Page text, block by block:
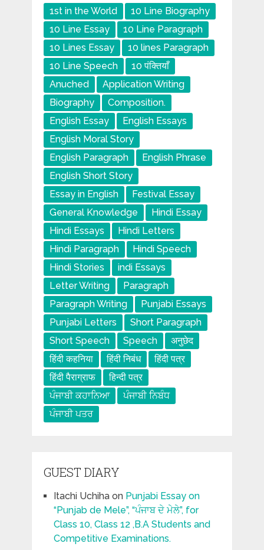
1st in the World
10 Line Biography
10 Line Essay
10 Line Paragraph
10 Lines Essay
10 lines Paragraph
10 Line Speech
10 पंक्तियाँ
Anuched
Application Writing
Biography
Composition.
English Essay
English Essays
English Moral Story
English Paragraph
English Phrase
English Short Story
Essay in English
Festival Essay
General Knowledge
Hindi Essay
Hindi Essays
Hindi Letters
Hindi Paragraph
Hindi Speech
Hindi Stories
indi Essays
Letter Writing
Paragraph
Paragraph Writing
Punjabi Essays
Punjabi Letters
Short Paragraph
Short Speech
Speech
अनुछेद
हिंदी कहनिया
हिंदी निबंध
हिंदी पत्र
हिंदी पैराग्राफ
हिन्दी पत्र
ਪੰਜਾਬੀ ਕਹਾਨਿਆ
ਪੰਜਾਬੀ ਨਿਬੰਧ
ਪੰਜਾਬੀ ਪਤਰ
GUEST DIARY
Itachi Uchihaon Punjabi Essay on
“Punjab de Mele”, “ਪੰਜਾਬ ਦੇ ਮੇਲੇ”, for
Class 10, Class 12 ,B.A Students and
Competitive Examinations.